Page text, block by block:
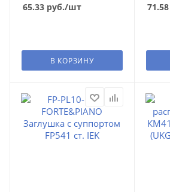
65.33 руб./шт
В КОРЗИНУ
71.58